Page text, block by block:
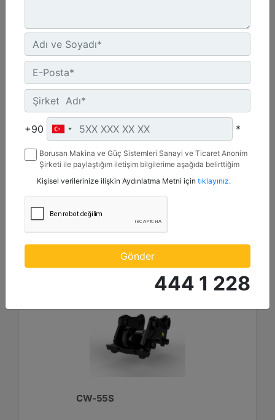
CW-55S
Ağırlık :
1210 lb - 550 kg
22 inç - 20 mm
Yük Değeri, Kaldırma Kancası :
Detay Teklif Al
CW-55S
+90 *
Borusan Makina ve Güç Sistemleri Sanayi ve Ticaret Anonim
Şirketi ile paylaştığım iletişim bilgilerime aşağıda belirttiğim
mesaj gönderilmesine izin veriyorum.
Kişisel verilerinize ilişkin Aydınlatma Metni için tıklayınız.
Gönder
444 1 228